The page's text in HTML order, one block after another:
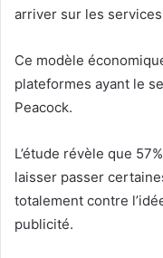
arriver sur les
Ce modèle
plateformes ayant le
Peacock.
L’étude révèle que
laisser passer
totalement contre
publicité.